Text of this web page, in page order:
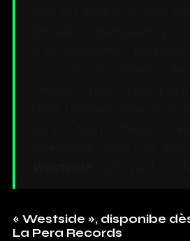
« Westside », disponibe
La Pera Records